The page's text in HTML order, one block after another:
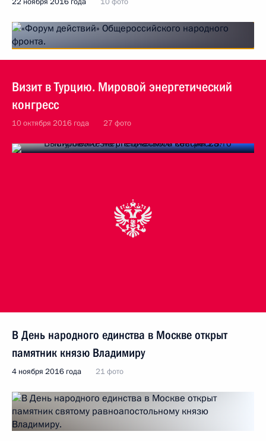
Визит в Турцию. Мировой энергетический
конгресс
10 октября 2016 года 27 фото
В День народного единства в Москве открыт
памятник князю Владимиру
4 ноября 2016 года 21 фото